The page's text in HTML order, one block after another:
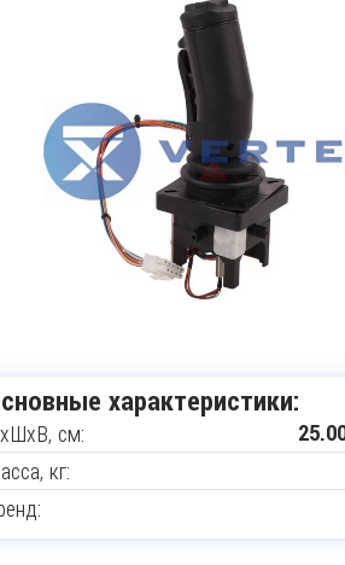
характеристики:
см:
кг: